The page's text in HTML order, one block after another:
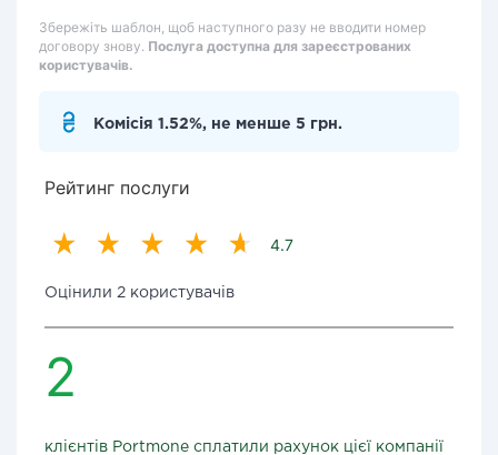
Збережіть шаблон, щоб наступного разу не вводити номер
договору знову. Послуга доступна для зареєстрованих
користувачів.
Комісія 1.52%, не менше 5 грн.
Рейтинг послуги
4.7
Оцінили 2 користувачів
2
клієнтів Portmone сплатили рахунок цієї компанії